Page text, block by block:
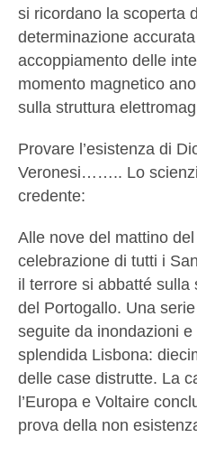
si ricordano la scoperta
determinazione
accoppiamento delle
momento magnetico
sulla struttura
Provare l’esistenza di
Veronesi…….. Lo
credente:
Alle nove del mattino
celebrazione di tutti i
il terrore si abbatté
del Portogallo. Una
seguite da inondazioni
splendida Lisbona:
delle case distrutte. La
l’Europa e Voltaire
prova della non